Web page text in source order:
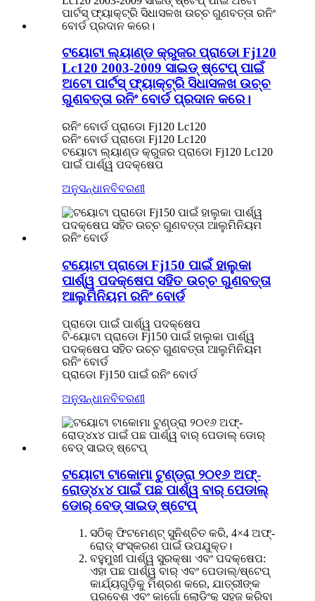
ଟୟୋଟା ଲ୍ୟାଣ୍ଡ କ୍ରୁଜର ପ୍ରାଡୋ Fj120
Lc120 2003-2009 ସାଇଡ୍ ଷ୍ଟେପ୍ ପାଇଁ
ଅଟୋ ପାର୍ଟସ୍ ଫ୍ୟାକ୍ଟ୍ରି ସିଧାସଳଖ ଉଚ୍ଚ
ଗୁଣବତ୍ତା ରନିଂ ବୋର୍ଡ ପ୍ରଦାନ କରେ।
ରନିଂ ବୋର୍ଡ ପ୍ରାଡୋ Fj120 Lc120
ରନିଂ ବୋର୍ଡ ପ୍ରାଡୋ Fj120 Lc120
ଟୟୋଟା ଲ୍ୟାଣ୍ଡ କ୍ରୁଜର ପ୍ରାଡୋ Fj120 Lc120
ପାଇଁ ପାର୍ଶ୍ୱ ପଦକ୍ଷେପ
ଅନୁସନ୍ଧାନବିବରଣୀ
ଟୟୋଟା ପ୍ରାଡୋ Fj150 ପାଇଁ ହାଲୁକା
ପାର୍ଶ୍ୱ ପଦକ୍ଷେପ ସହିତ ଉଚ୍ଚ ଗୁଣବତ୍ତା
ଆଲୁମିନିୟମ ରନିଂ ବୋର୍ଡ
ପ୍ରାଡୋ ପାଇଁ ପାର୍ଶ୍ୱ ପଦକ୍ଷେପ
ଟି-ୟୋଟା ପ୍ରାଡୋ Fj150 ପାଇଁ ହାଲୁକା ପାର୍ଶ୍ୱ
ପଦକ୍ଷେପ ସହିତ ଉଚ୍ଚ ଗୁଣବତ୍ତା ଆଲୁମିନିୟମ
ରନିଂ ବୋର୍ଡ
ପ୍ରାଡୋ Fj150 ପାଇଁ ରନିଂ ବୋର୍ଡ
ଅନୁସନ୍ଧାନବିବରଣୀ
ଟୟୋଟା ଟାକୋମା ଟୁଣ୍ଡ୍ରା ୨୦୧୬ ଅଫ୍-
ରୋଡ୍୪x୪ ପାଇଁ ପଛ ପାର୍ଶ୍ୱ ବାର୍ ପେଡାଲ୍
ଡୋର୍ ବେଡ୍ ସାଇଡ୍ ଷ୍ଟେପ୍
ସଠିକ୍ ଫିଟମେଣ୍ଟ୍ ସୁନିଶ୍ଚିତ କରି, 4×4 ଅଫ୍-
ରୋଡ୍ ସଂସ୍କରଣ ପାଇଁ ଉପଯୁକ୍ତ।
ବହୁମୁଖୀ ପାର୍ଶ୍ୱ ସୁରକ୍ଷା ଏବଂ ପଦକ୍ଷେପ:
ଏହା ପଛ ପାର୍ଶ୍ୱ ବାର୍ ଏବଂ ପେଡାଲ୍/ଷ୍ଟେପ୍
କାର୍ଯ୍ୟଗୁଡ଼ିକୁ ମିଶ୍ରଣ କରେ, ଯାତ୍ରୀଙ୍କ
ପ୍ରବେଶ ଏବଂ କାର୍ଗୋ ଲୋଡିଂକୁ ସହଜ କରିବା